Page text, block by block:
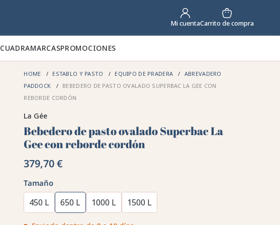
Mi cuentaCarrito de compra
CUADRAMARCASPROMOCIONES
HOME ESTABLO Y PASTO EQUIPO DE PRADERA
ABREVADERO
PADDOCK
BEBEDERO DE PASTO OVALADO SUPERBAC LA GEE CON
REBORDE CORDÓN
La Gée
Bebedero de pasto ovalado Superbac La
Gee con reborde cordón
379,70 €
Tamaño
450 L 650 L 1000 L 1500 L